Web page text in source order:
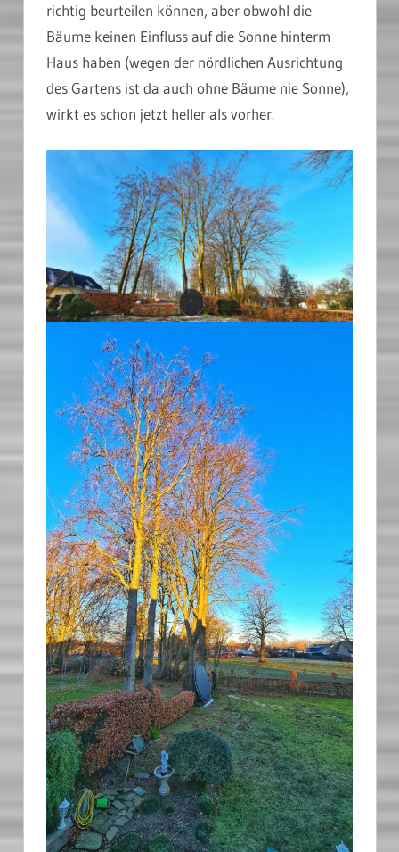
richtig beurteilen können, aber obwohl die
Bäume keinen Einfluss auf die Sonne hinterm
Haus haben (wegen der nördlichen Ausrichtung
des Gartens ist da auch ohne Bäume nie Sonne),
wirkt es schon jetzt heller als vorher.